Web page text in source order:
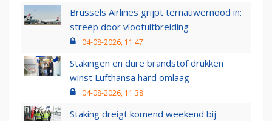
Brussels Airlines grijpt ternauwernood in:
streep door vlootuitbreiding
04-08-2026, 11:47
Stakingen en dure brandstof drukken
winst Lufthansa hard omlaag
04-08-2026, 11:38
Staking dreigt komend weekend bij